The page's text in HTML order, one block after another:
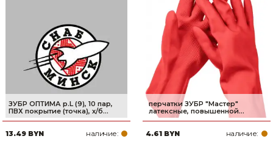
ЗУБР ОПТИМА р.L (9), 10 пар,
ПВХ покрытие (точка), х/б...
13.49 BYN наличие:
перчатки ЗУБР "Мастер"
латексные, повышенной...
4.61 BYN наличие: